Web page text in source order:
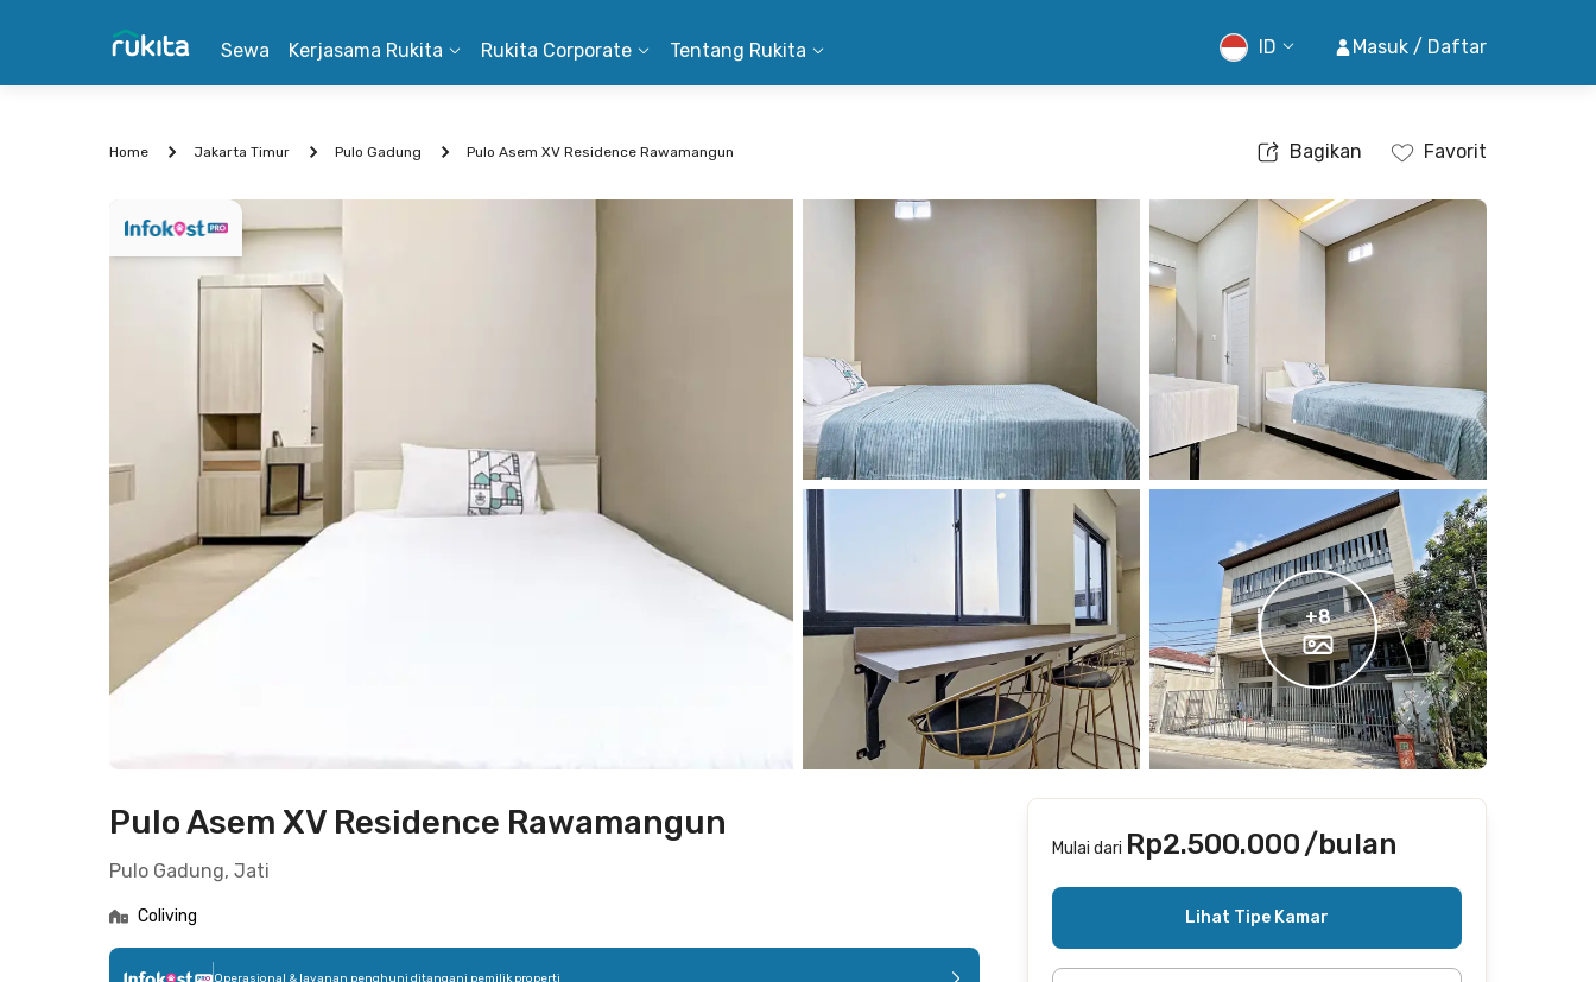
Sewa Kerjasama Rukita Rukita Corporate Tentang Rukita ID Masuk / Daftar
Home Jakarta Timur Pulo Gadung Pulo Asem XV Residence Rawamangun Bagikan Favorit
+8
Pulo Asem XV Residence Rawamangun
Pulo Gadung, Jati
Coliving
Operasional & layanan penghuni ditangani pemilik properti
Mulai dari Rp2.500.000/bulan
Lihat Tipe Kamar